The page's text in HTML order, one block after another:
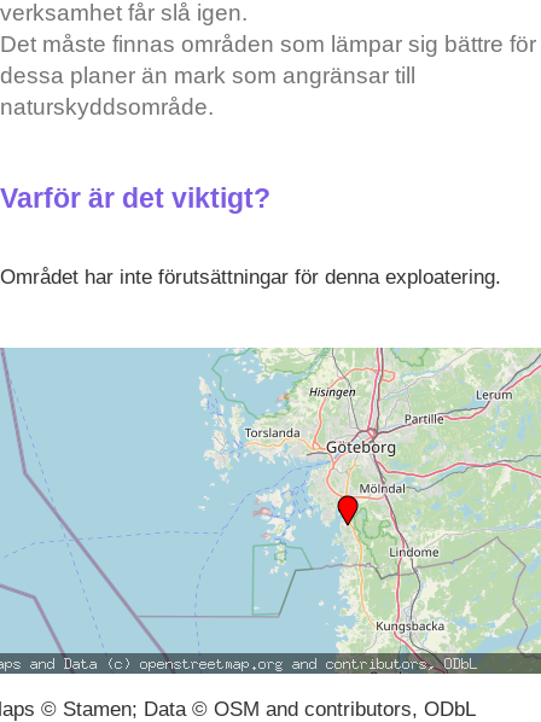
verksamhet får slå igen.
Det måste finnas områden som lämpar sig bättre för
dessa planer än mark som angränsar till
naturskyddsområde.
Varför är det viktigt?
Området har inte förutsättningar för denna exploatering.
© Stamen; Data © OSM and contributors, ODbL